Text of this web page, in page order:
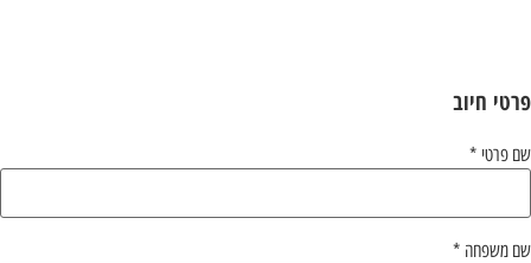
פרטי חיוב‫
שם פרטי *
שם משפחה *